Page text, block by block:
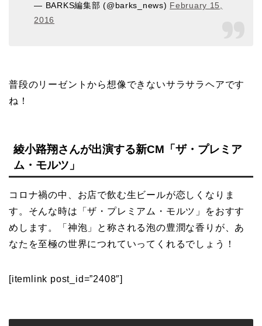
— BARKS編集部 (@barks_news) February 15,
2016
普段のリーゼントから想像できないサラサラヘアです
ね！
綾小路翔さんが出演する新CM「ザ・プレミア
ム・モルツ」
コロナ禍の中、お店で飲む生ビールが恋しくなりま
す。そんな時は「ザ・プレミアム・モルツ」をおすす
めします。「神泡」と称される泡の豊潤な香りが、あ
なたを至極の世界につれていってくれるでしょう！
[itemlink post_id=”2408″]